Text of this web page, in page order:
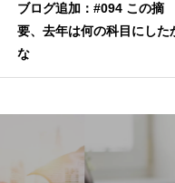
ログ追加：#094 この摘
、去年は何の科目にしたか